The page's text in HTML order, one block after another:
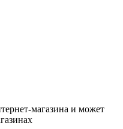
магазина и может